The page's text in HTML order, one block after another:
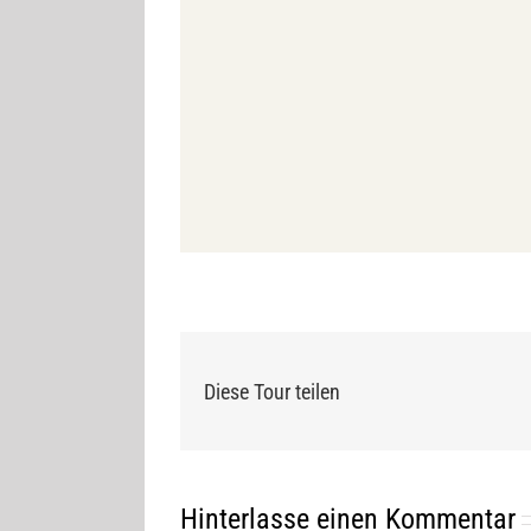
Diese Tour teilen
Hinterlasse einen Kommentar